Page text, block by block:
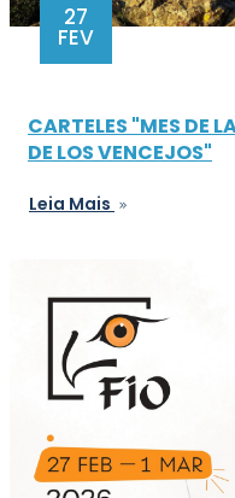
27
FEV
CARTELES "MES DE
DE LOS VENCEJOS"
Leia Mais